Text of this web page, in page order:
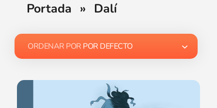
Portada » Dalí
ORDENAR POR POR DEFECTO